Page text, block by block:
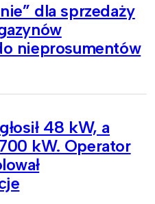
dla sprzedaży
nieprosumentów
48 kW, a
kW. Operator